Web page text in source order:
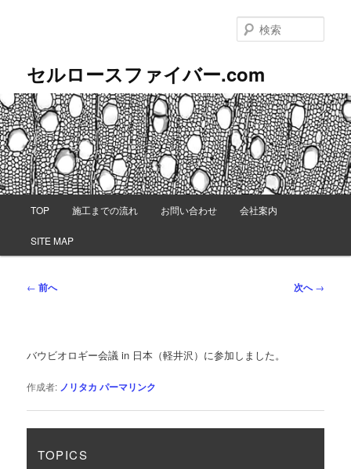
ン
ツ
へ
移
動
セルロースファイバー.com
索
TOP 施工までの流れ お問い合わせ 会社案内
SITE MAP
投
ゲ
シ
← 前へ 次へ→
バウビオロギー会議 in 日本（軽井沢）に参加しました。
作成者: ノリタカ パーマリンク
TOPICS